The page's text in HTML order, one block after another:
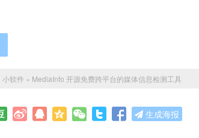
小软件 » MediaInfo 开源免费跨平台的媒体信息检测工具
生成海报